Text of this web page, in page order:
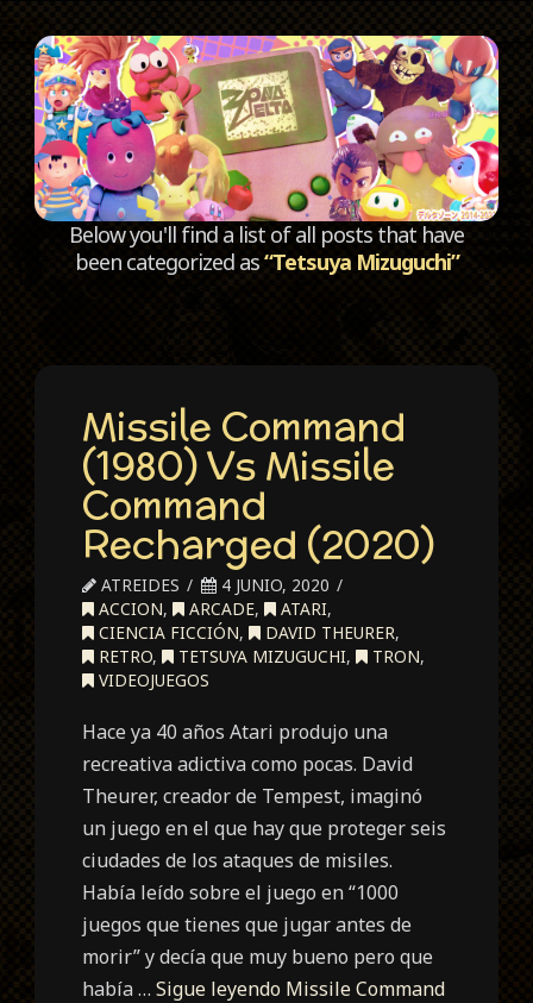
Below you'll find a list of all posts that have
been categorized as“Tetsuya Mizuguchi”
Missile Command
(1980) Vs Missile
Command
Recharged (2020)
ATREIDES
4 JUNIO, 2020
ACCION, ARCADE, ATARI,
CIENCIA FICCIÓN, DAVID THEURER,
RETRO, TETSUYA MIZUGUCHI, TRON,
VIDEOJUEGOS
Hace ya 40 años Atari produjo una
recreativa adictiva como pocas. David
Theurer, creador de Tempest, imaginó
un juego en el que hay que proteger seis
ciudades de los ataques de misiles.
Había leído sobre el juego en “1000
juegos que tienes que jugar antes de
morir” y decía que muy bueno pero que
había …Sigue leyendo Missile Command